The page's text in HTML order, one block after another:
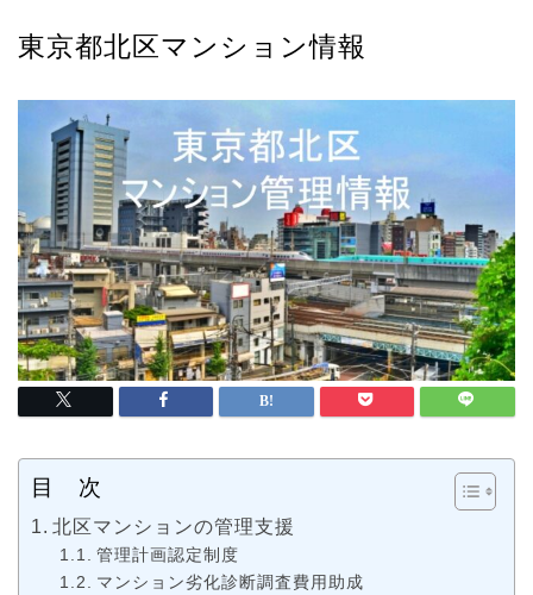
東京都北区マンション情報
目 次
北区マンションの管理支援
管理計画認定制度
マンション劣化診断調査費用助成